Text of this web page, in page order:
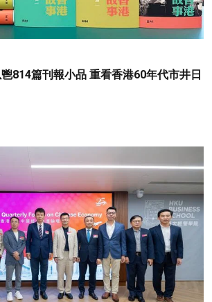
814篇刊報小品 重看香港60年代市井日